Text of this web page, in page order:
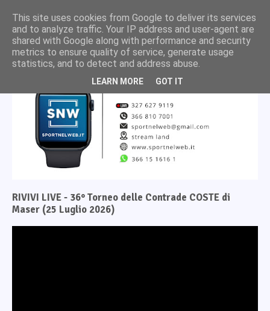
RIVIVI LIVE - 36° Torneo delle Contrade COSTE di
Maser (25 Luglio 2026)
This site uses cookies from Google to deliver its services
and to analyze traffic. Your IP address and user-agent are
shared with Google along with performance and security
metrics to ensure quality of service, generate usage
statistics, and to detect and address abuse.
LEARN MORE GOT IT